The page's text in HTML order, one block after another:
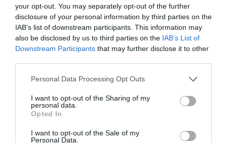
your opt-out. You may separately opt-out of the further
disclosure of your personal information by third parties on the
IAB’s list of downstream participants. This information may
also be disclosed by us to third parties on the IAB’s List of
Downstream Participants that may further disclose it to other
Please note that this website/app uses one or more Google
not limited to your visit or usage behaviour. You may click to
grant or deny consent to Google and its third-party tags to
use your data for below specified purposes in below Google
consent section.
Personal Data Processing Opt Outs
I want to opt-out of the Sharing of my
personal data.
Opted In
I want to opt-out of the Sale of my
Personal Data.
PRONEWS.GR /ΦΥΣΙΚΗ ΚΑΤΑΣΤΑΣΗ
Τέσσερις απλές ασκήσεις για καλύτερη